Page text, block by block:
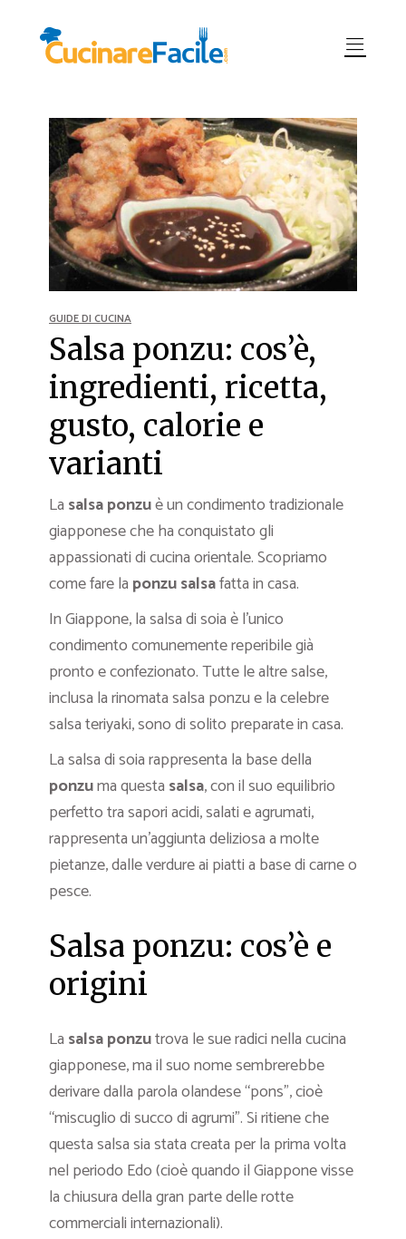
GUIDE DI CUCINA
Salsa ponzu: cos’è,
ingredienti, ricetta,
gusto, calorie e
varianti
La salsa ponzuè un condimento tradizionale
giapponese che ha conquistato gli
appassionati di cucina orientale. Scopriamo
come fare la ponzu salsafatta in casa.
In Giappone, la salsa di soia è l’unico
condimento comunemente reperibile già
pronto e confezionato. Tutte le altre salse,
inclusa la rinomata salsa ponzu e la celebre
salsa teriyaki, sono di solito preparate in casa.
La salsa di soia rappresenta la base della
ponzuma questa salsa, con il suo equilibrio
perfetto tra sapori acidi, salati e agrumati,
rappresenta un’aggiunta deliziosa a molte
pietanze, dalle verdure ai piatti a base di carne o
pesce.
Salsa ponzu: cos’è e
origini
La salsa ponzutrova le sue radici nella cucina
giapponese, ma il suo nome sembrerebbe
derivare dalla parola olandese “pons”, cioè
“miscuglio di succo di agrumi”. Si ritiene che
questa salsa sia stata creata per la prima volta
nel periodo Edo (cioè quando il Giappone visse
la chiusura della gran parte delle rotte
commerciali internazionali).